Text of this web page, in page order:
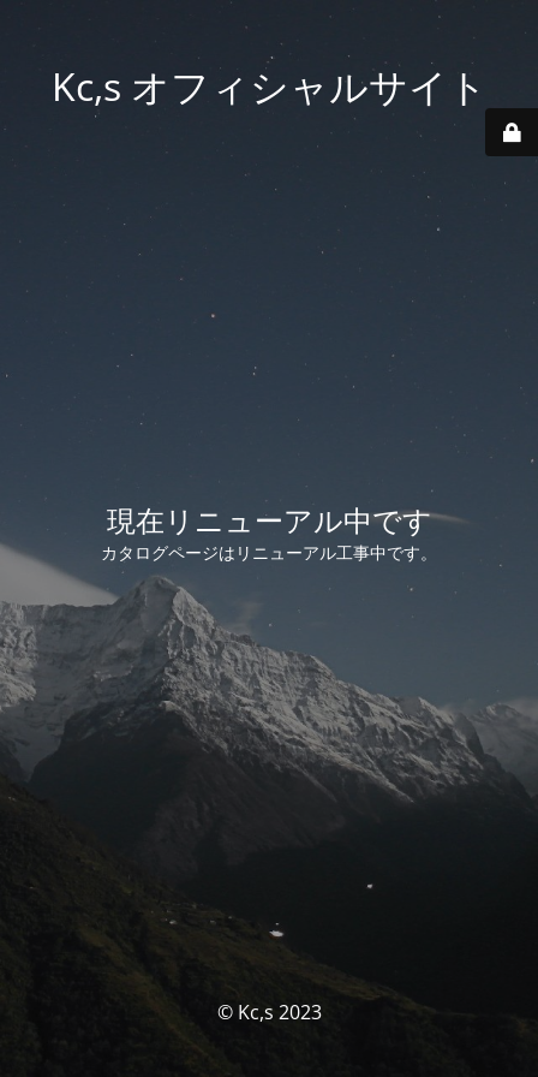
Kc,s オフィシャルサイト
現在リニューアル中です
カタログページはリニューアル工事中です。
© Kc,s 2023